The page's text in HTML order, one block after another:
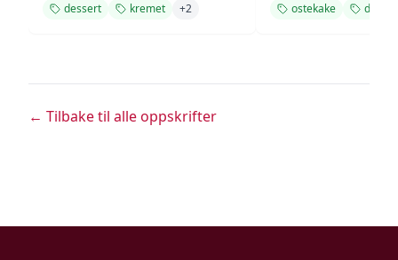
dessert kremet +2 ostekake
← Tilbake til alle oppskrifter